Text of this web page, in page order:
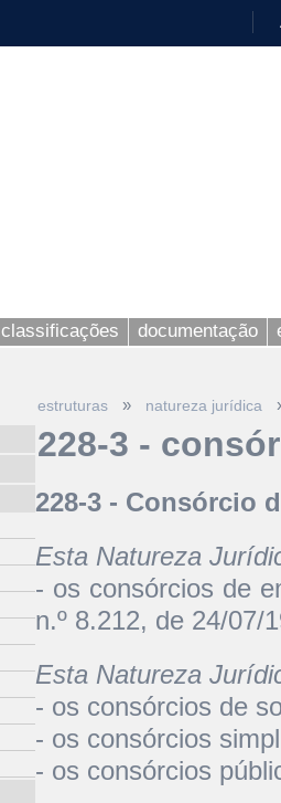
classificações documentação
estruturas » natureza jurídica
228-3 -
228-3 - Consórcio
Esta Natureza
- os consórcios de
n.º 8.212, de 24/07/
Esta Natureza
- os consórcios de
- os consórcios
- os consórcios